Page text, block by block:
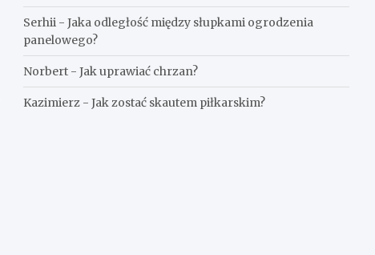
Serhii -Jaka odległość między słupkami ogrodzenia
panelowego?
Norbert -Jak uprawiać chrzan?
Kazimierz -Jak zostać skautem piłkarskim?